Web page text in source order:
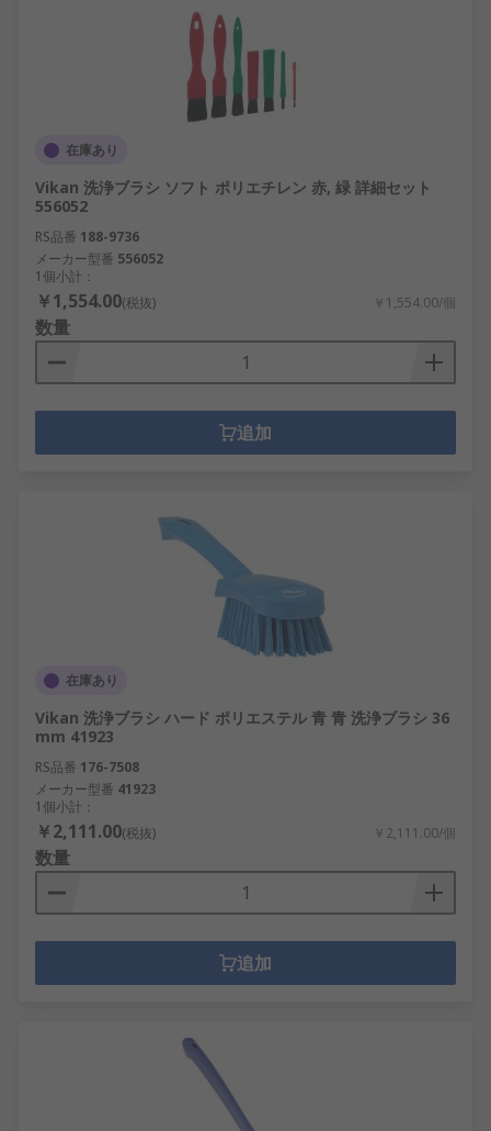
在庫あり
Vikan 洗浄ブラシ ソフト ポリエチレン 赤, 緑 詳細セット
556052
RS品番 188-9736
メーカー型番 556052
1個小計：
￥1,554.00(税抜) ￥1,554.00/個
数量
追加
在庫あり
Vikan 洗浄ブラシ ハード ポリエステル 青 青 洗浄ブラシ 36
mm 41923
RS品番 176-7508
メーカー型番 41923
1個小計：
￥2,111.00(税抜) ￥2,111.00/個
数量
追加